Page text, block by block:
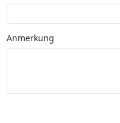
Anmerkung